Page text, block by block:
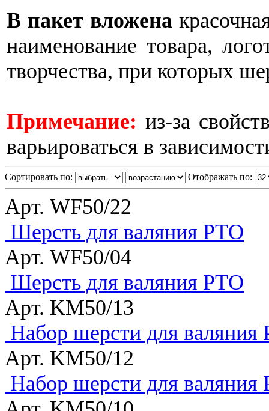
В пакет вложена
наименование товара,
творчества, при которых
Примечание: из-за
варьироваться в
Сортировать по: Отображать по:
Арт. WF50/22
Шерсть для валяния РТО
Арт. WF50/04
Шерсть для валяния РТО
Арт. KM50/13
Набор шерсти для
Арт. KM50/12
Набор шерсти для